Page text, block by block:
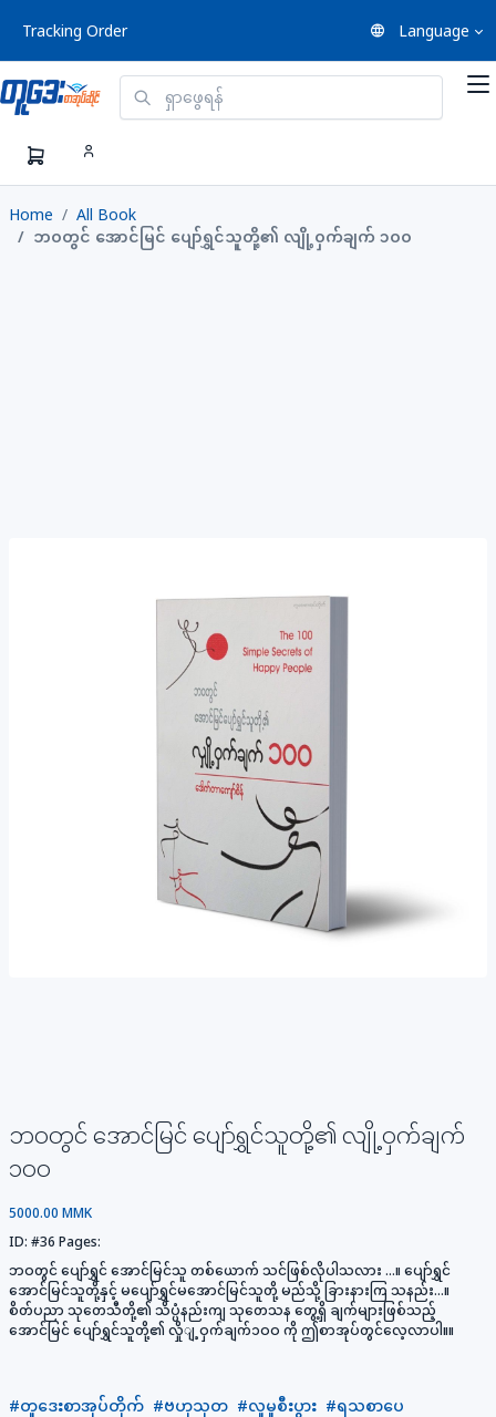
Tracking Order Language
Home
All Book
ဘဝတွင် အောင်မြင် ပျော်ရွှင်သူတို့၏ လျို့ဝှက်ချက် ၁ဝဝ
ဘဝတွင် အောင်မြင် ပျော်ရွှင်သူတို့၏ လျို့ဝှက်ချက်
၁ဝဝ
5000.00 MMK
ID: #36 Pages:
ဘဝတွင် ပျော်ရွှင် အောင်မြင်သူ တစ်ယောက် သင်ဖြစ်လိုပါသလား ...။ ပျော်ရွှင်
အောင်မြင်သူတို့နှင့် မပျော်ရွှင်မအောင်မြင်သူတို့ မည်သို့ ခြားနားကြ သနည်း...။
စိတ်ပညာ သုတေသီတို့၏ သိပ္ပံနည်းကျ သုတေသန တွေ့ရှိ ချက်များဖြစ်သည့်
အောင်မြင် ပျော်ရွှင်သူတို့၏ လှိုျ့ဝှက်ချက်၁ဝဝ ကို ဤစာအုပ်တွင်လေ့လာပါ။။
#တူဒေးစာအုပ်တိုက် #ဗဟုသုတ #လူမှုစီးပွား #ရသစာပေ